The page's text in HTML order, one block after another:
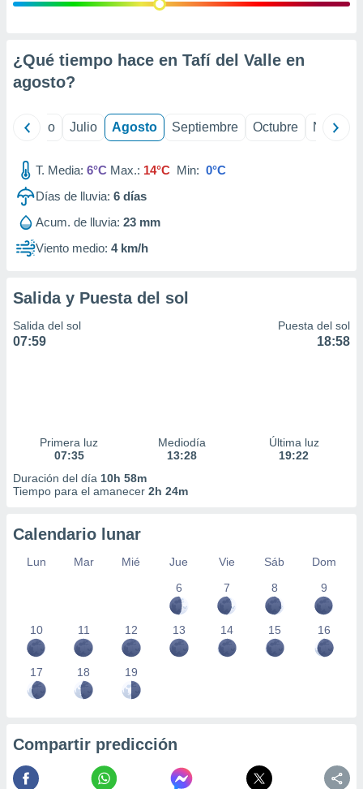
e
mediante
publicidad
de
1199
¿Qué tiempo hace en Tafí del Valle en
agosto?
Junio Julio Agosto Septiembre Octubre
T. Media: 6°C Max.: 14°C Min: 0°C
Días de lluvia: 6 días
Acum. de lluvia: 23 mm
Viento medio: 4 km/h
Salida y Puesta del sol
Salida del sol
07:59
Puesta del sol
18:58
Primera luz
07:35
Mediodía
13:28
Última luz
19:22
Duración del día 10h 58m
Tiempo para el amanecer 2h 24m
Calendario lunar
Lun Mar Mié Jue Vie Sáb
Dom
6
7 8 9
10 11 12 13 14 15 16
17 18 19
Compartir predicción